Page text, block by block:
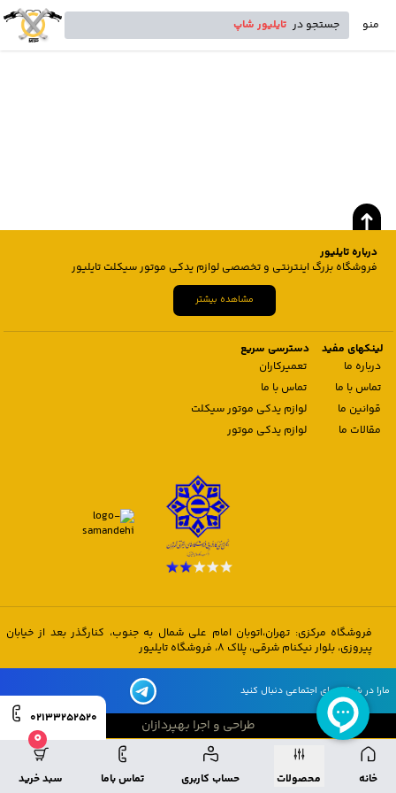
منو جستجو در تایلیور شاپ
خانه محصولات حساب کاربری تماس باما
0
سبد خرید
02133252520
درباره تایلیور
فروشگاه بزرگ اینترنتی و تخصصی لوازم یدکی موتور سیکلت تایلیور
مشاهده بیشتر
لینکهای مفید
درباره ما
تماس با ما
قوانین ما
مقالات ما
دسترسی سریع
تعمیرکاران
تماس با ما
لوازم یدکی موتور سیکلت
لوازم یدکی موتور
فروشگاه مرکزی: تهران،اتوبان امام علی شمال به جنوب، کنارگذر بعد از خیابان
پیروزی، بلوار نیکنام شرقی، پلاک 8، فروشگاه تایلیور
مارا در شبکه های اجتماعی دنبال کنید
طراحی و اجرا بهپردازان
طراحی و اجرا بهپردازان